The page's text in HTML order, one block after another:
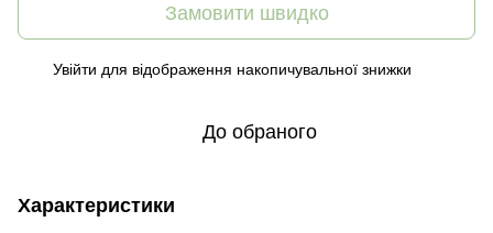
Замовити швидко
Увійти для відображення накопичувальної знижки
До обраного
Характеристики